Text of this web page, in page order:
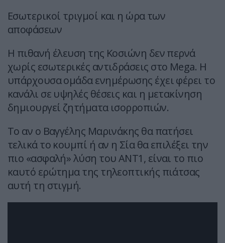
Εσωτερικοί τριγμοί και η ώρα των
αποφάσεων
Η πιθανή έλευση της Κοσιώνη δεν περνά
χωρίς εσωτερικές αντιδράσεις στο Mega. Η
υπάρχουσα ομάδα ενημέρωσης έχει φέρει το
κανάλι σε υψηλές θέσεις και η μετακίνηση
δημιουργεί ζητήματα ισορροπιών.
Το αν ο Βαγγέλης Μαρινάκης θα πατήσει
τελικά το κουμπί ή αν η Σία θα επιλέξει την
πιο «ασφαλή» λύση του ΑΝΤ1, είναι το πιο
καυτό ερώτημα της τηλεοπτικής πιάτσας
αυτή τη στιγμή.